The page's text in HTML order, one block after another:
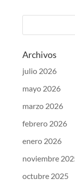
Archivos
julio 2026
mayo 2026
marzo 2026
febrero 2026
enero 2026
noviembre
octubre 2025